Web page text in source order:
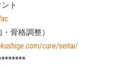
ト
骨格調整）
cure/seitai/